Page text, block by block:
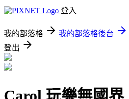
登入
我的部落格 我的部落格後台
登出